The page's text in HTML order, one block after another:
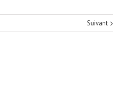
Suivant